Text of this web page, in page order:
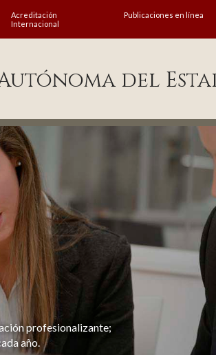
Acreditación
Internacional
Publicaciones en línea
del
profesionalizante;
año.